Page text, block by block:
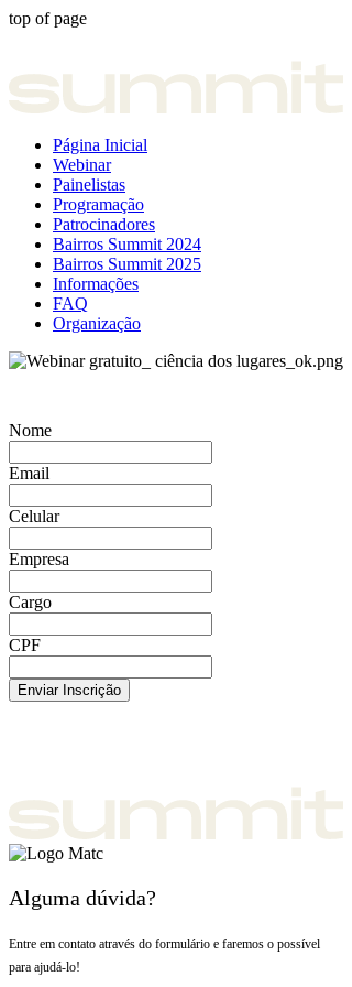
top of page
Página Inicial
Webinar
Painelistas
Programação
Patrocinadores
Bairros Summit 2024
Bairros Summit 2025
Informações
FAQ
Organização
Nome
Email
Celular
Empresa
Cargo
CPF
Enviar Inscrição
Alguma dúvida?
Entre em contato através do formulário e faremos o possível
para ajudá-lo!